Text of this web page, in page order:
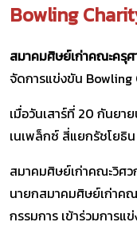
Bowling
สมาคมศิษย์เก่าคณะครุ
จัดการแข่งขัน Bowling
เมื่อวันเสาร์ที่ 20 กันย
เนเพล็กซ์ สี่แยกรัชโยธิน
สมาคมศิษย์เก่าคณะวิศ
นายกสมาคมศิษย์เก่าค
กรรมการ เข้าร่วมการ